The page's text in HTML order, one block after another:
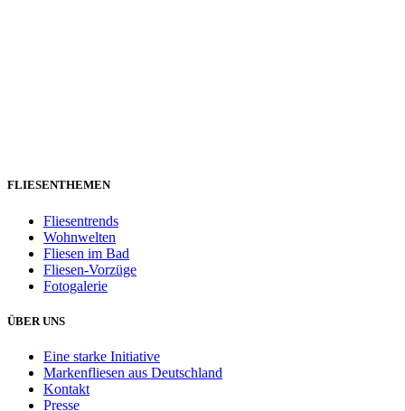
FLIESENTHEMEN
Fliesentrends
Wohnwelten
Fliesen im Bad
Fliesen-Vorzüge
Fotogalerie
ÜBER UNS
Eine starke Initiative
Markenfliesen aus Deutschland
Kontakt
Presse